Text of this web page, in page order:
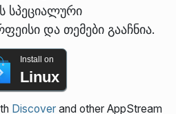
სპეციალური
და თემები გააჩნია.
Install on
Linux
Discoverand other AppStream